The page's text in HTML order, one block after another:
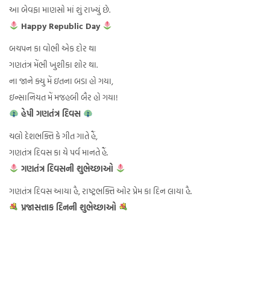
આ બેવફા માણસો માં શું રાખ્યું છે.
Happy Republic Day
બચપન કા વોભી એક દોર થા
ગણતંત્ર મેંભી ખુશીકા શોર થા.
ના જાને ક્યુ મેં ઇતના બડા હો ગયા,
ઇન્સાનિયત મેં મજહબી બૈર હો ગયા!
હેપી ગણતંત્ર દિવસ
ચલો દેશભક્તિ કે ગીત ગાતે હૈં,
ગણતંત્ર દિવસ કા યે પર્વ માનતે હૈં.
ગણતંત્ર દિવસની શુભેચ્છાઓ
ગણતંત્ર દિવસ આયા હૈ, રાષ્ટ્રભક્તિ ઓર પ્રેમ કા દિન લાયા હૈ.
પ્રજાસત્તાક દિનની શુભેચ્છાઓ